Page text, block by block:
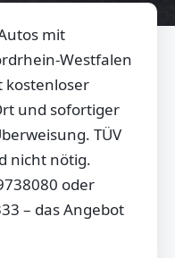
mit
Westfalen
kostenloser
und sofortiger
TÜV
nicht nötig.
oder
– das Angebot